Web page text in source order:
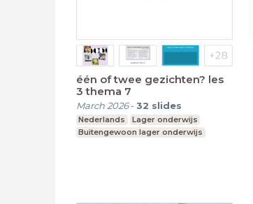
één of twee gezichten? les
3 thema 7
March 2026-32 slides
Nederlands
Lager onderwijs
Buitengewoon lager onderwijs